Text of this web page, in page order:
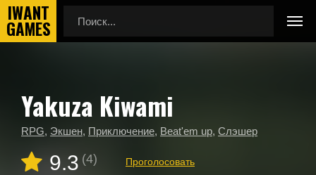
Главная
Новые игры
Yakuza Kiwami
Yakuza Kiwami
RPG, Экшен, Приключение, Beat'em up, Слэшер
9.3 (4) Проголосовать